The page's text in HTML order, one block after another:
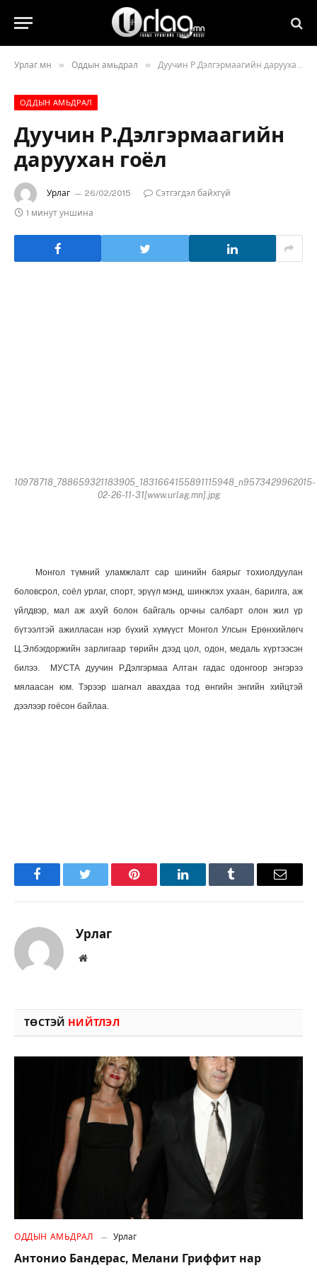
Урлаг.мн » Оддын амьдрал » Дуучин Р.Дэлгэрмаагийн даруухан гоёл
ОДДЫН АМЬДРАЛ
Дуучин Р.Дэлгэрмаагийн
даруухан гоёл
Урлаг 26/02/2015
Сэтгэгдэл байхгүй
1 минут уншина
10978718_788659321183905_1831664155891115948_n9573429962015-
02-26-11-31[www.urlag.mn].jpg
Монгол түмний уламжлалт сар шинийн баярыг тохиолдуулан
боловсрол, соёл урлаг, спорт, эрүүл мэнд, шинжлэх ухаан, барилга, аж
үйлдвэр, мал аж ахуй болон байгаль орчны салбарт олон жил үр
бүтээлтэй ажилласан нэр бүхий хүмүүст Монгол Улсын Ерөнхийлөгч
Ц.Элбэгдоржийн зарлигаар төрийн дээд цол, одон, медаль хүртээсэн
билээ. МУСТА дуучин Р.Дэлгэрмаа Алтан гадас одонгоор энгэрээ
мялаасан юм. Тэрээр шагнал авахдаа тод өнгийн энгийн хийцтэй
дээлээр гоёсон байлаа.
FacebookTwitter Pinterest LinkedInTumblr Имэйл
Урлаг
Вэбсайт
ТӨСТЭЙ НИЙТЛЭЛ
ОДДЫН АМЬДРАЛ Урлаг
Антонио Бандерас, Мелани Гриффит нар